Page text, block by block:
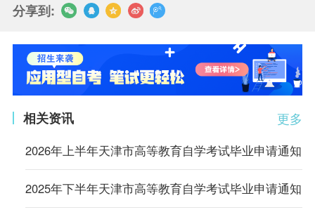
分享到:
更多
相关资讯
2026年上半年天津市高等教育自学考试毕业申请通知
2025年下半年天津市高等教育自学考试毕业申请通知